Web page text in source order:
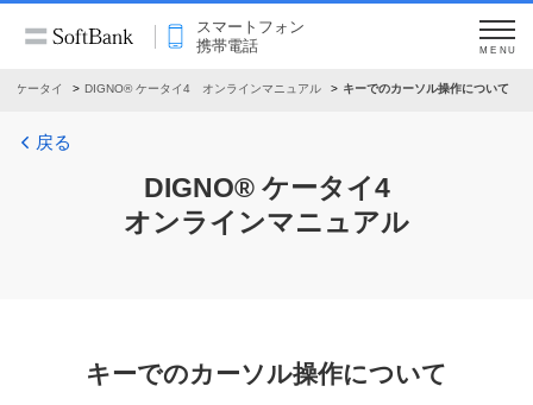
スマートフォン
携帯電話
MENU
ケータイ DIGNO® ケータイ4 オンラインマニュアル キーでのカーソル操作について
戻る
DIGNO® ケータイ4
オンラインマニュアル
キーでのカーソル操作について